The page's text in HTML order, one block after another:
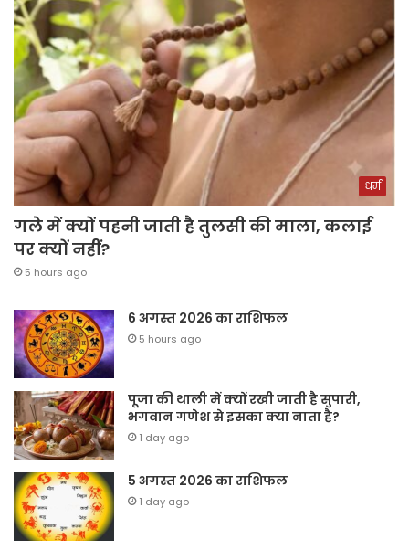
धर्म
गले में क्यों पहनी जाती है तुलसी की माला, कलाई
पर क्यों नहीं?
5 hours ago
6 अगस्त 2026 का राशिफल
5 hours ago
पूजा की थाली में क्यों रखी जाती है सुपारी,
भगवान गणेश से इसका क्या नाता है?
1 day ago
5 अगस्त 2026 का राशिफल
1 day ago